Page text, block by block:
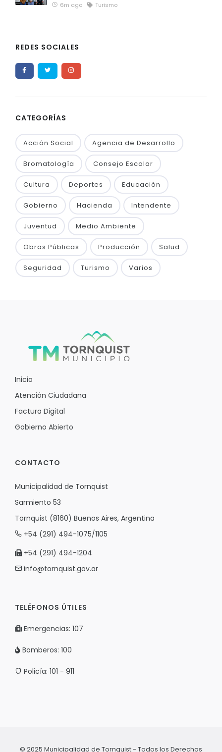
6m ago Turismo
REDES SOCIALES
CATEGORÍAS
Acción Social Agencia de Desarrollo
Bromatología Consejo Escolar
Cultura Deportes Educación
Gobierno Hacienda Intendente
Juventud Medio Ambiente
Obras Públicas Producción Salud
Seguridad Turismo Varios
Inicio
Atención Ciudadana
Factura Digital
Gobierno Abierto
CONTACTO
Municipalidad de Tornquist
Sarmiento 53
Tornquist (8160) Buenos Aires, Argentina
+54 (291) 494-1075/1105
+54 (291) 494-1204
info@tornquist.gov.ar
TELÉFONOS ÚTILES
Emergencias: 107
Bomberos: 100
Policía: 101 - 911
© 2025 Municipalidad de Tornquist - Todos los Derechos